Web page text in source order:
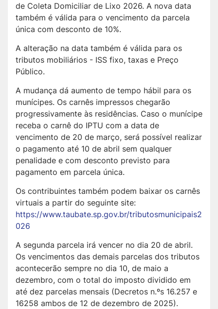
de Coleta Domiciliar de Lixo 2026. A nova data
também é válida para o vencimento da parcela
única com desconto de 10%.
A alteração na data também é válida para os
tributos mobiliários - ISS fixo, taxas e Preço
Público.
A mudança dá aumento de tempo hábil para os
munícipes. Os carnês impressos chegarão
progressivamente às residências. Caso o munícipe
receba o carnê do IPTU com a data de
vencimento de 20 de março, será possível realizar
o pagamento até 10 de abril sem qualquer
penalidade e com desconto previsto para
pagamento em parcela única.
Os contribuintes também podem baixar os carnês
virtuais a partir do seguinte site:
https://www.taubate.sp.gov.br/tributosmunicipais2
026
A segunda parcela irá vencer no dia 20 de abril.
Os vencimentos das demais parcelas dos tributos
acontecerão sempre no dia 10, de maio a
dezembro, com o total do imposto dividido em
até dez parcelas mensais (Decretos n.ºs 16.257 e
16258 ambos de 12 de dezembro de 2025).